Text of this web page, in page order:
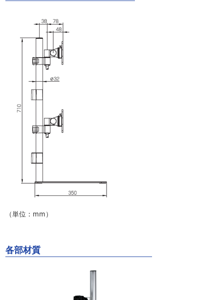
（単位：mm）
各部材質